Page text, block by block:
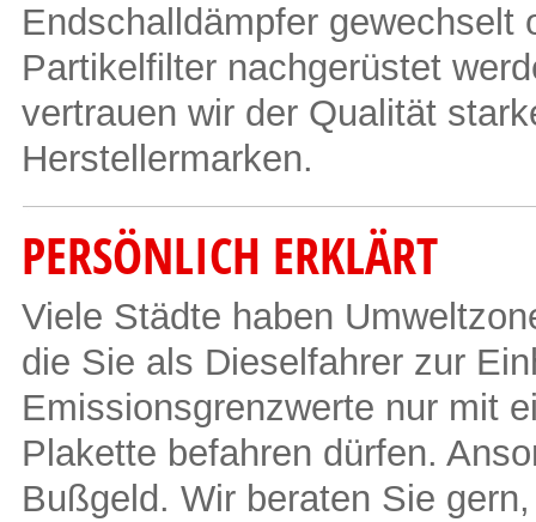
Endschalldämpfer gewechselt
Partikelfilter nachgerüstet
vertrauen wir der Qualität
Herstellermarken.
PERSÖNLICH ERKLÄRT
Viele Städte haben
die Sie als Dieselfahrer zur
Emissionsgrenzwerte nur mit
Plakette befahren dürfen.
Bußgeld. Wir beraten Sie